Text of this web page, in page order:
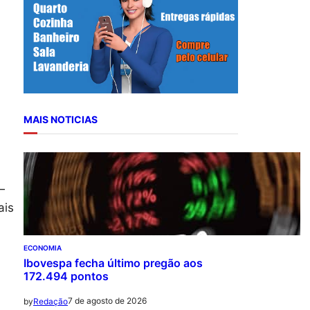
MAIS NOTICIAS
ECONOMIA
Ibovespa fecha último pregão aos
172.494 pontos
byRedação7 de agosto de 2026